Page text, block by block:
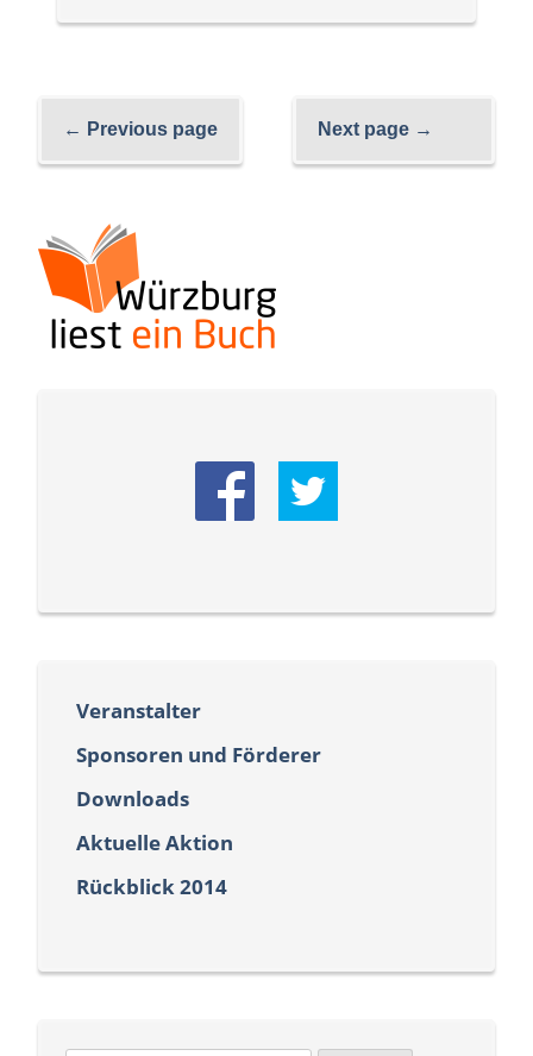
Next page →
← Previous page
Veranstalter
Sponsoren und Förderer
Downloads
Aktuelle Aktion
Rückblick 2014